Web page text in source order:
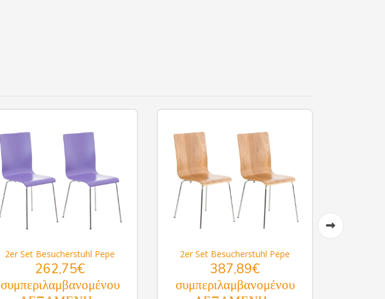
2er Set Besucherstuhl Pepe
262,75€
συμπεριλαμβανομένου
2er Set Besucherstuhl Pepe
387,89€
συμπεριλαμβανομένου